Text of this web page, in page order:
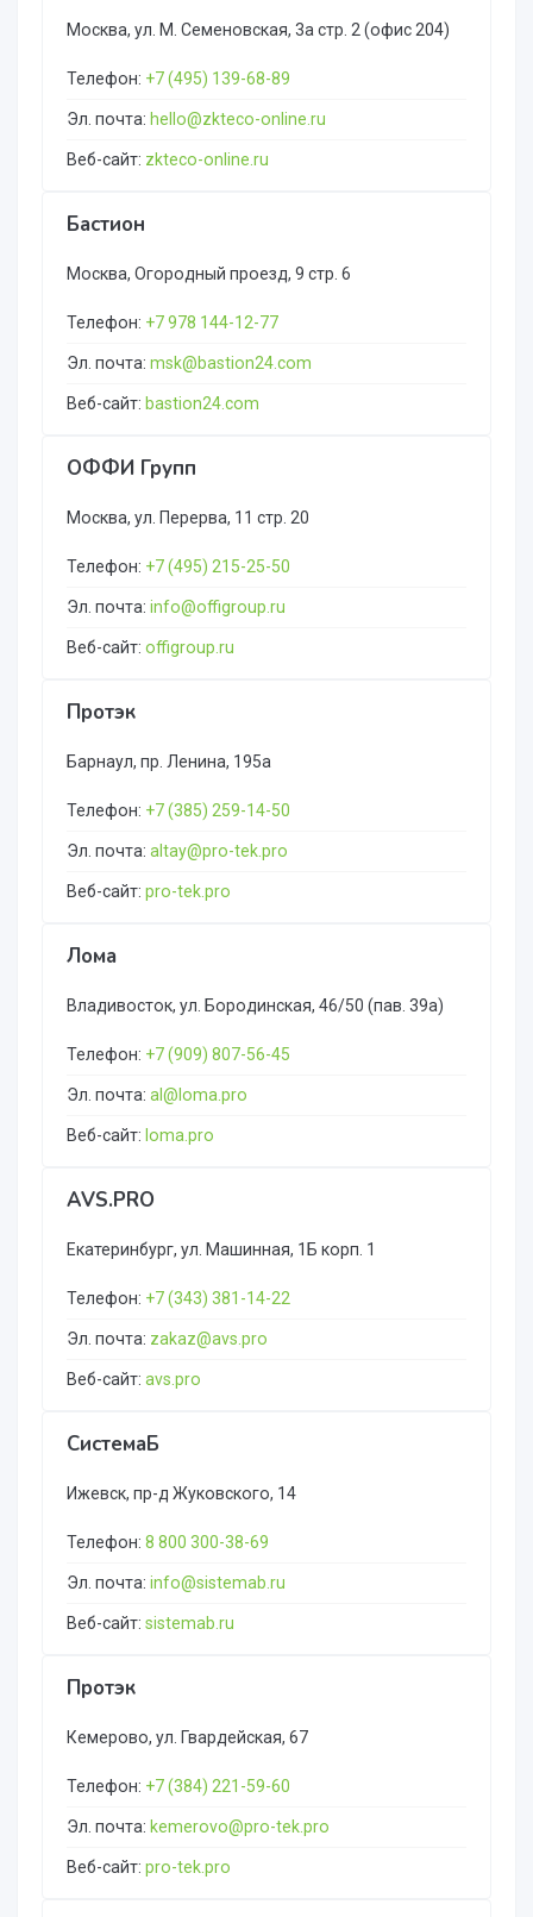
Москва, ул. М. Семеновская, 3а стр. 2 (офис 204)
Телефон: +7 (495) 139-68-89
Эл. почта: hello@zkteco-online.ru
Веб-сайт: zkteco-online.ru
Бастион
Москва, Огородный проезд, 9 стр. 6
Телефон: +7 978 144-12-77
Эл. почта: msk@bastion24.com
Веб-сайт: bastion24.com
ОФФИ Групп
Москва, ул. Перерва, 11 стр. 20
Телефон: +7 (495) 215-25-50
Эл. почта: info@offigroup.ru
Веб-сайт: offigroup.ru
Протэк
Барнаул, пр. Ленина, 195а
Телефон: +7 (385) 259-14-50
Эл. почта: altay@pro-tek.pro
Веб-сайт: pro-tek.pro
Лома
Владивосток, ул. Бородинская, 46/50 (пав. 39а)
Телефон: +7 (909) 807-56-45
Эл. почта: al@loma.pro
Веб-сайт: loma.pro
AVS.PRO
Екатеринбург, ул. Машинная, 1Б корп. 1
Телефон: +7 (343) 381-14-22
Эл. почта: zakaz@avs.pro
Веб-сайт: avs.pro
СистемаБ
Ижевск, пр-д Жуковского, 14
Телефон: 8 800 300-38-69
Эл. почта: info@sistemab.ru
Веб-сайт: sistemab.ru
Протэк
Кемерово, ул. Гвардейская, 67
Телефон: +7 (384) 221-59-60
Эл. почта: kemerovo@pro-tek.pro
Веб-сайт: pro-tek.pro